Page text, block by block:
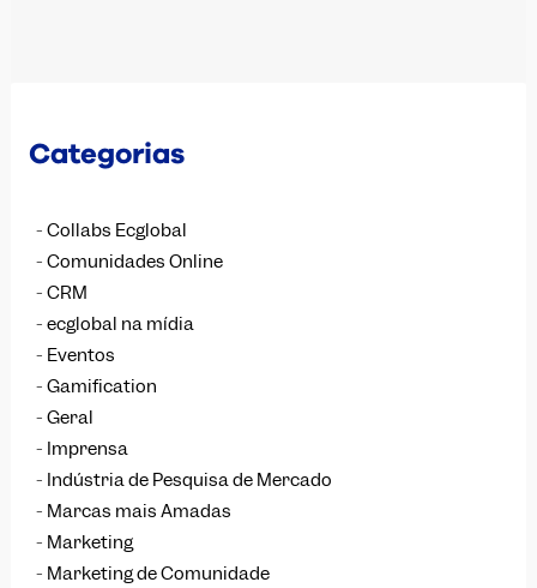
Categorias
Collabs Ecglobal
Comunidades Online
CRM
ecglobal na mídia
Eventos
Gamification
Geral
Imprensa
Indústria de Pesquisa de Mercado
Marcas mais Amadas
Marketing
Marketing de Comunidade